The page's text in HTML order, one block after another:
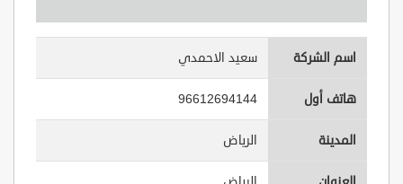
اسم الشركة سعيد الاحمدي
هاتف أول 96612694144
المدينة الرياض